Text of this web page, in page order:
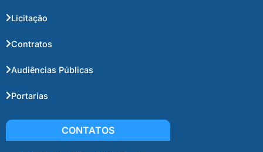
Licitação
Contratos
Audiências Públicas
Portarias
CONTATOS